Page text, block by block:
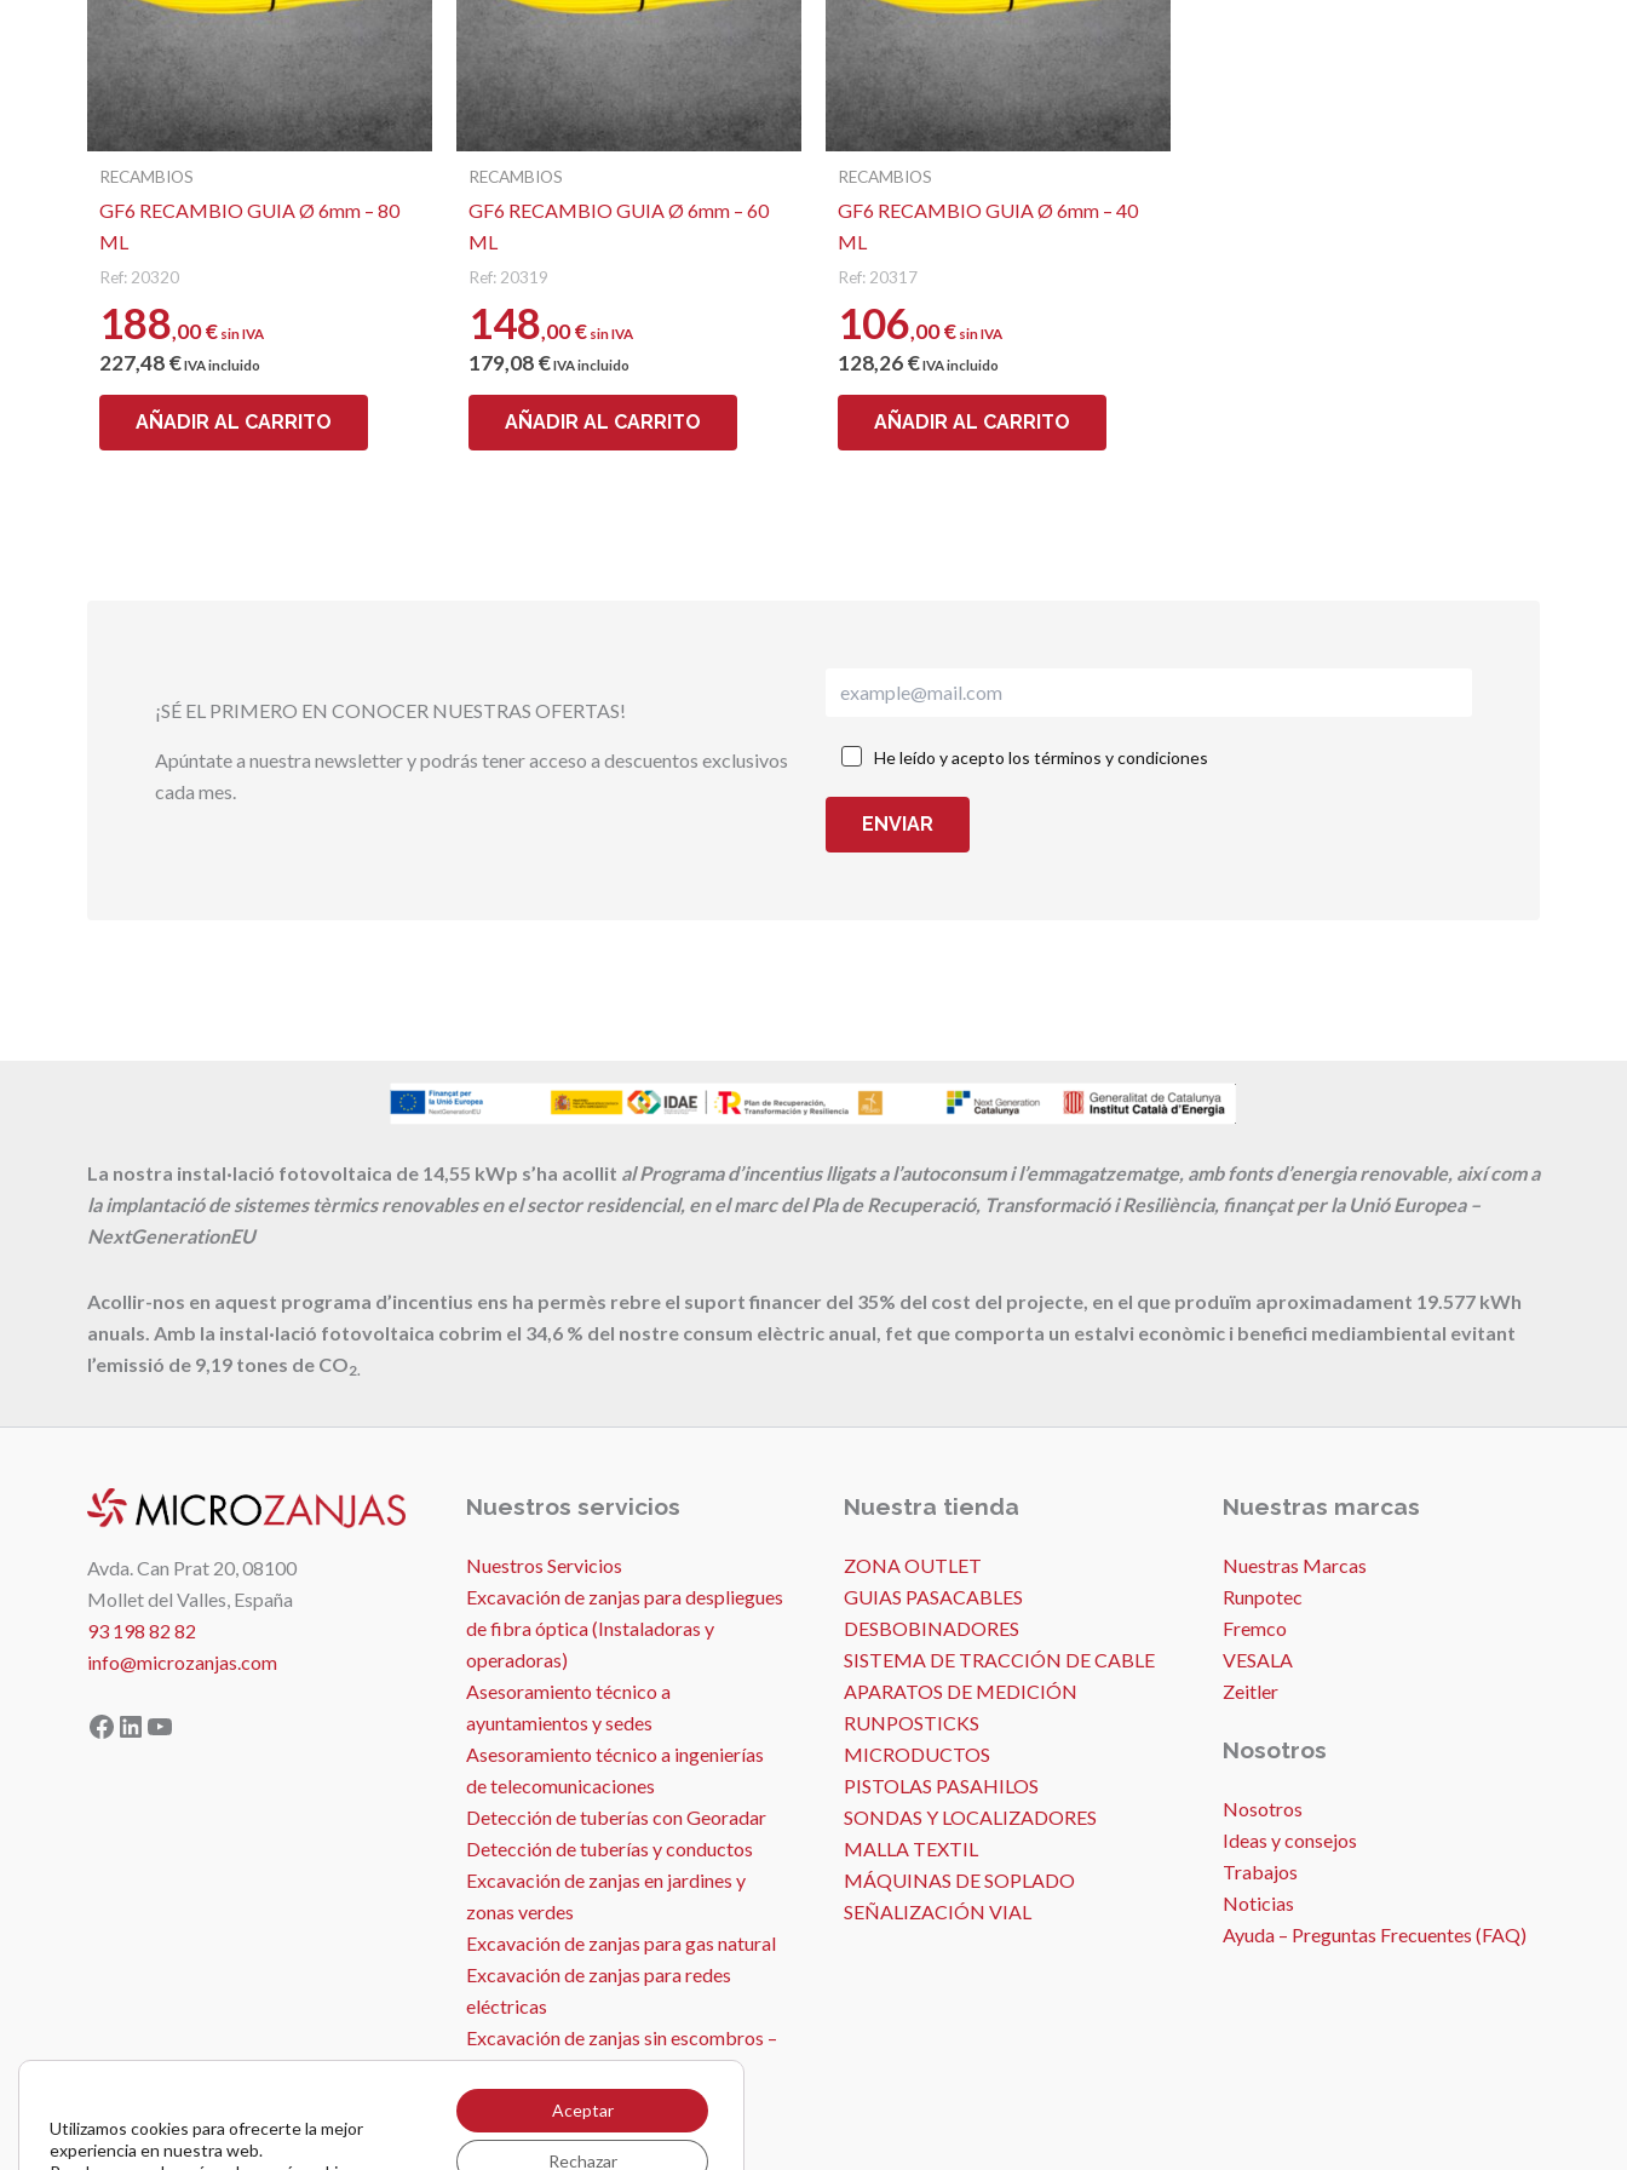
Nombre
RECAMBIOS
GF6 RECAMBIO GUIA Ø 6mm – 80
ML
Ref: 20320
188,00€ sin IVA
227,48€IVA incluido
AÑADIR AL CARRITO
RECAMBIOS
GF6 RECAMBIO GUIA Ø 6mm – 60
ML
Ref: 20319
148,00€ sin IVA
179,08€IVA incluido
AÑADIR AL CARRITO
RECAMBIOS
GF6 RECAMBIO GUIA Ø 6mm – 40
ML
Ref: 20317
106,00€ sin IVA
128,26€IVA incluido
AÑADIR AL CARRITO
¡SÉ EL PRIMERO EN CONOCER NUESTRAS OFERTAS!
Apúntate a nuestra newsletter y podrás tener acceso a descuentos exclusivos
cada mes.
He leído y acepto los términos y condiciones
ENVIAR
La nostra instal·lació fotovoltaica de 14,55 kWp s’ha acollit al Programa d’incentius lligats a l’autoconsum i l’emmagatzematge, amb fonts d’energia renovable, així com a
la implantació de sistemes tèrmics renovables en el sector residencial, en el marc del Pla de Recuperació, Transformació i Resiliència, finançat per la Unió Europea –
NextGenerationEU
Acollir-nos en aquest programa d’incentius ens ha permès rebre el suport financer del 35% del cost del projecte, en el que produïm aproximadament 19.577 kWh
anuals. Amb la instal·lació fotovoltaica cobrim el 34,6 % del nostre consum elèctric anual, fet que comporta un estalvi econòmic i benefici mediambiental evitant
l’emissió de 9,19 tones de CO2.
Avda. Can Prat 20, 08100
Mollet del Valles, España
93 198 82 82
info@microzanjas.com
Facebook
LinkedIn
YouTube
Nuestros servicios
Nuestros Servicios
Excavación de zanjas para despliegues
de fibra óptica (Instaladoras y
operadoras)
Asesoramiento técnico a
ayuntamientos y sedes
Asesoramiento técnico a ingenierías
de telecomunicaciones
Detección de tuberías con Georadar
Detección de tuberías y conductos
Excavación de zanjas en jardines y
zonas verdes
Excavación de zanjas para gas natural
Excavación de zanjas para redes
eléctricas
Excavación de zanjas sin escombros –
Microzanja con aspirado
Instalación de sensores
Obra Civil
Nuestra tienda
ZONA OUTLET
GUIAS PASACABLES
DESBOBINADORES
SISTEMA DE TRACCIÓN DE CABLE
APARATOS DE MEDICIÓN
RUNPOSTICKS
MICRODUCTOS
PISTOLAS PASAHILOS
SONDAS Y LOCALIZADORES
MALLA TEXTIL
MÁQUINAS DE SOPLADO
SEÑALIZACIÓN VIAL
Nuestras marcas
Nuestras Marcas
Runpotec
Fremco
VESALA
Zeitler
Nosotros
Nosotros
Ideas y consejos
Trabajos
Noticias
Ayuda – Preguntas Frecuentes (FAQ)
Utilizamos cookies para ofrecerte la mejor
experiencia en nuestra web.
Aceptar
Rechazar